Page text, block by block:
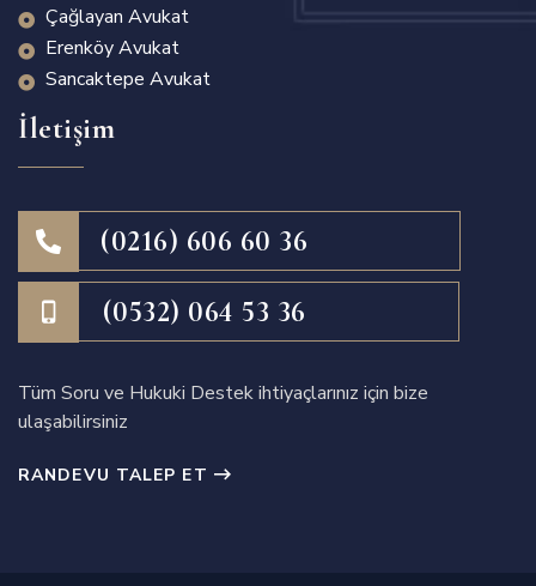
Çağlayan Avukat
Erenköy Avukat
Sancaktepe Avukat
İletişim
(0216) 606 60 36
(0532) 064 53 36
Tüm Soru ve Hukuki Destek ihtiyaçlarınız için bize
ulaşabilirsiniz
RANDEVU TALEP ET